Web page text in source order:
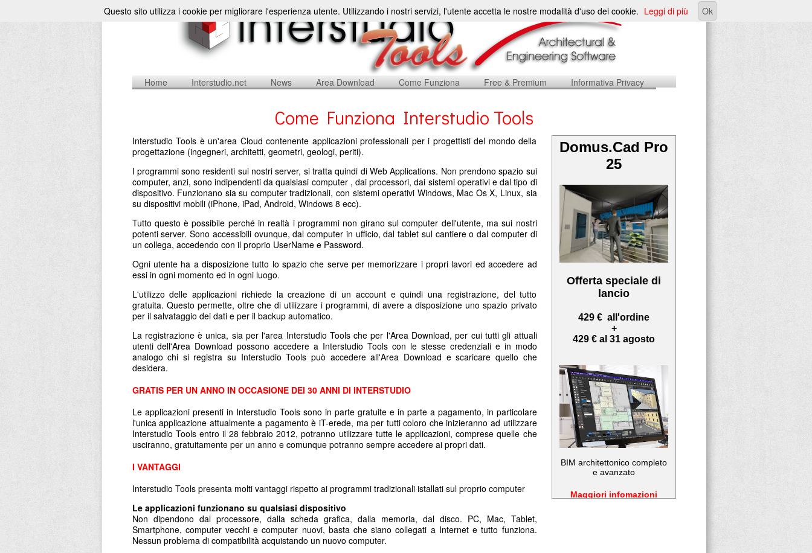
Home Interstudio.net News Area Download Come Funziona Free & Premium Informativa Privacy
Come Funziona Interstudio Tools
Interstudio Tools è un'area Cloud contenente applicazioni professionali per i progettisti del mondo della
progettazione (ingegneri, architetti, geometri, geologi, periti).
I programmi sono residenti sui nostri server, si tratta quindi di Web Applications. Non prendono spazio sui
computer, anzi, sono indipendenti da qualsiasi computer , dai processori, dai sistemi operativi e dal tipo di
dispositivo. Funzionano sia su computer tradizionali, con sistemi operativi Windows, Mac Os X, Linux, sia
su dispositivi mobili (iPhone, iPad, Android, Windows 8 ecc).
Tutto questo è possibile perché in realtà i programmi non girano sul computer dell'utente, ma sui nostri
potenti server. Sono accessibili ovunque, dal computer in ufficio, dal tablet sul cantiere o dal computer di
un collega, accedendo con il proprio UserName e Password.
Ogni utente ha a disposizione tutto lo spazio che serve per memorizzare i propri lavori ed accedere ad
essi in ogni momento ed in ogni luogo.
L'utilizzo delle applicazioni richiede la creazione di un account e quindi una registrazione, del tutto
gratuita. Questo permette, oltre che di utilizzare i programmi, di avere a disposizione uno spazio privato
per il salvataggio dei dati e per il backup automatico.
La registrazione è unica, sia per l'area Interstudio Tools che per l'Area Download, per cui tutti gli attuali
utenti dell'Area Download possono accedere a Interstudio Tools con le stesse credenziali e in modo
analogo chi si registra su Interstudio Tools può accedere all'Area Download e scaricare quello che
desidera.
GRATIS PER UN ANNO IN OCCASIONE DEI 30 ANNI DI INTERSTUDIO
Le applicazioni presenti in Interstudio Tools sono in parte gratuite e in parte a pagamento, in particolare
l'unica applicazione attualmente a pagamento è iT-erede, ma per tutti coloro che inizieranno ad utilizzare
Interstudio Tools entro il 28 febbraio 2012, potranno utilizzare tutte le applicazioni, comprese quelle che
usciranno, gratuitamente per un anno e comunque potranno sempre accedere ai propri dati.
I VANTAGGI
Interstudio Tools presenta molti vantaggi rispetto ai programmi tradizionali istallati sul proprio computer
Le applicazioni funzionano su qualsiasi dispositivo
Non dipendono dal processore, dalla scheda grafica, dalla memoria, dal disco. PC, Mac, Tablet,
Smartphone, computer vecchi e computer nuovi, basta che siano collegati a Internet e tutto funziona.
Nessun problema di compatibilità acquistando un nuovo computer.
Questo sito utilizza i cookie per migliorare l'esperienza utente. Utilizzando i nostri servizi, l'utente accetta le nostre modalità d'uso dei cookie. Leggi di più Ok